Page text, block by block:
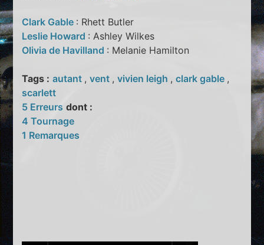
Clark Gable : Rhett Butler
Leslie Howard : Ashley Wilkes
Olivia de Havilland : Melanie Hamilton
Tags : autant ,vent ,vivien leigh ,clark gable ,
scarlett
5 Erreurs dont :
4 Tournage
1 Remarques